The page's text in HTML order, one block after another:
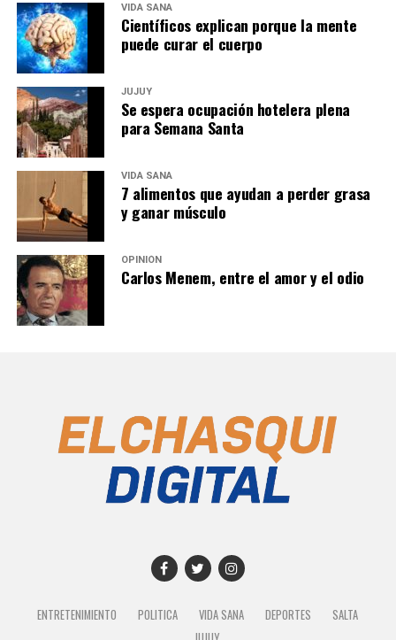
VIDA SANA
Científicos explican porque la mente
puede curar el cuerpo
JUJUY
Se espera ocupación hotelera plena
para Semana Santa
VIDA SANA
7 alimentos que ayudan a perder grasa
y ganar músculo
OPINIÓN
Carlos Menem, entre el amor y el odio
ENTRETENIMIENTO POLITICA VIDA SANA DEPORTES
SALTA